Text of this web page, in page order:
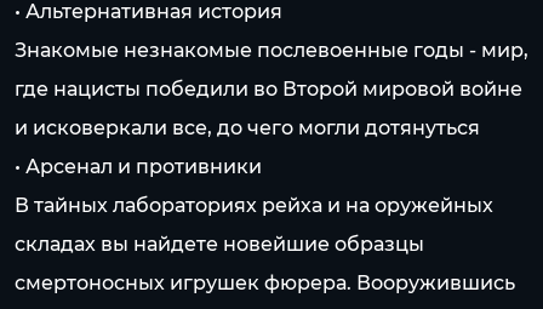
• Альтернативная история
Знакомые незнакомые послевоенные годы - мир,
где нацисты победили во Второй мировой войне
и исковеркали все, до чего могли дотянуться
• Арсенал и противники
В тайных лабораториях рейха и на оружейных
складах вы найдете новейшие образцы
смертоносных игрушек фюрера. Вооружившись